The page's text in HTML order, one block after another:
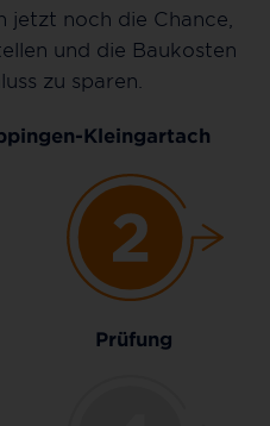
jetzt noch die Chance,
und die Baukosten
zu sparen.
Kleingartach
Prüfung